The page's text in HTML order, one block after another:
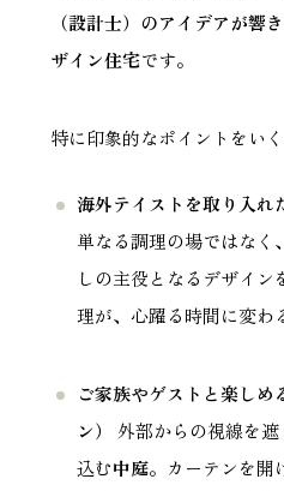
（設計士）のアイデアが響
ザイン住宅です。
特に印象的なポイントをい
海外テイストを取り入れ
単なる調理の場ではなく
しの主役となるデザイ
理が、心躍る時間に変わ
ご家族やゲストと楽し
ン）
外部からの視線を
込む中庭。カーテンを開